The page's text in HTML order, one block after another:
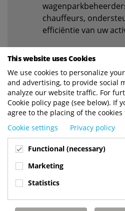
chauffeurs,
efficiëntie van uw
This website uses Cookies
We use cookies to personalize
and advertising, to provide social
analyze our website traffic. For
Cookie policy page (see below). If
agree to the placing of the
Cookie settings
Privacy policy
Functional (necessary)
Marketing
Statistics